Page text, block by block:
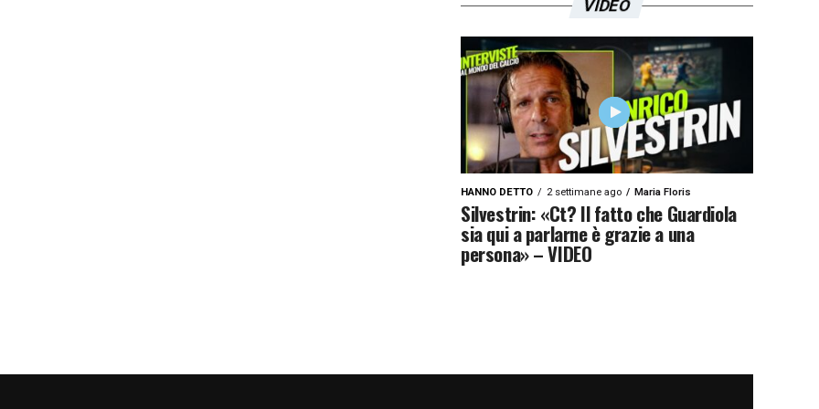
VIDEO
HANNO DETTO 2 settimane ago Maria Floris
Silvestrin: «Ct? Il fatto che Guardiola
sia qui a parlarne è grazie a una
persona» – VIDEO